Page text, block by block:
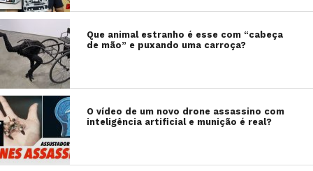
Que animal estranho é esse com “cabeça
de mão” e puxando uma carroça?
O vídeo de um novo drone assassino com
inteligência artificial e munição é real?